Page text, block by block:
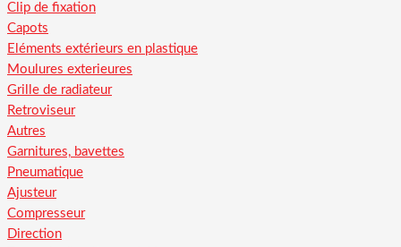
Clip de fixation
Capots
Eléments extérieurs en plastique
Moulures exterieures
Grille de radiateur
Retroviseur
Autres
Garnitures, bavettes
Pneumatique
Ajusteur
Compresseur
Direction